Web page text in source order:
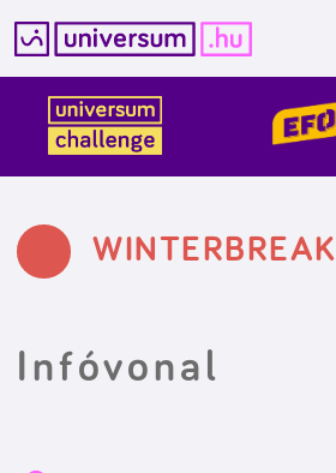
tartalomba
WINTERBREAK
Infóvonal